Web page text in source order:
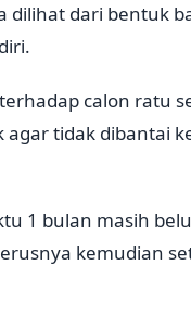
dilihat dari bentuk
calon ratu
tidak dibantai
1 bulan masih
kemudian